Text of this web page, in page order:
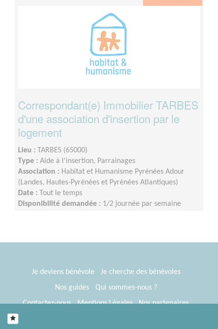
Correspondant(e) Immobilier TARBES
d'une association d'insertion par le
logement
Lieu :
TARBES (65000)
Type : Aide à l'insertion, Parrainages
Association : Habitat et Humanisme Pyrénées Adour
(Landes, Hautes-Pyrénées et Pyrénées Atlantiques)
Date :
Tout le temps
Disponibilité demandée : 1/2 journée par semaine
Je deviens bénévole
Je cherche des bénévoles
Nos guides
Qui sommes-nous ?
Contactez-nous
Mentions Légales
Nos partenaires